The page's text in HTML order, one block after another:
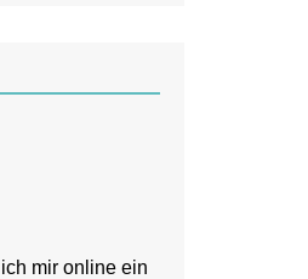
mir online ein